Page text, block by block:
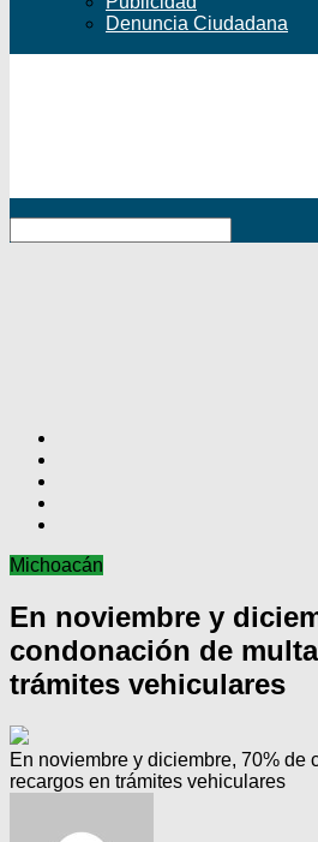
Denuncia Ciudadana
Michoacán
En noviembre y
condonación de
trámites vehiculares
En noviembre y diciembre, 70% de
recargos en trámites vehiculares